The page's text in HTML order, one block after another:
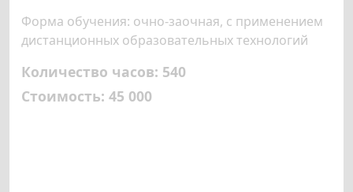
Форма обучения: очно-заочная, с применением
дистанционных образовательных технологий
Количество часов: 540
Стоимость: 45 000